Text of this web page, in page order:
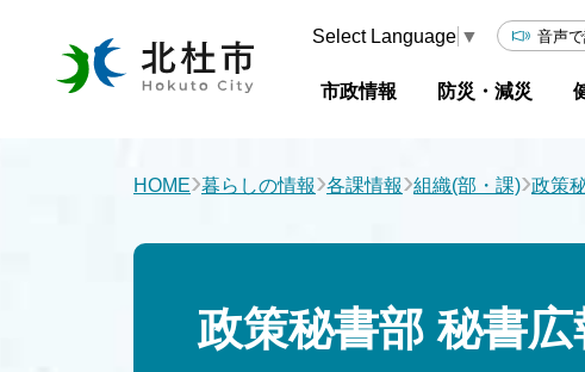
Select Language ▼ 音声
市政情報 防災・減災
HOME›暮らしの情報›各課情報›組織(部・課)›政策
政策秘書部 秘書広